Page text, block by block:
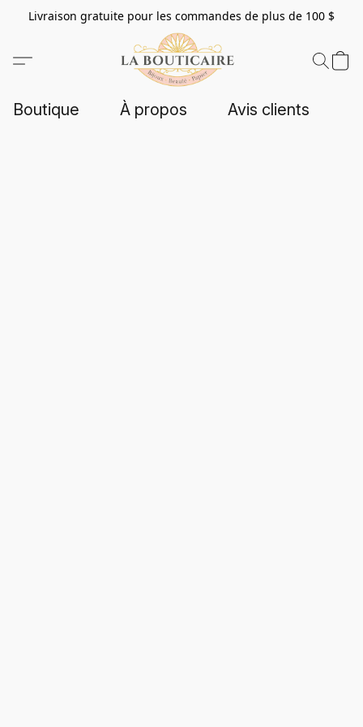
Livraison gratuite pour les commandes de plus de 100 $
Boutique À propos Avis clients